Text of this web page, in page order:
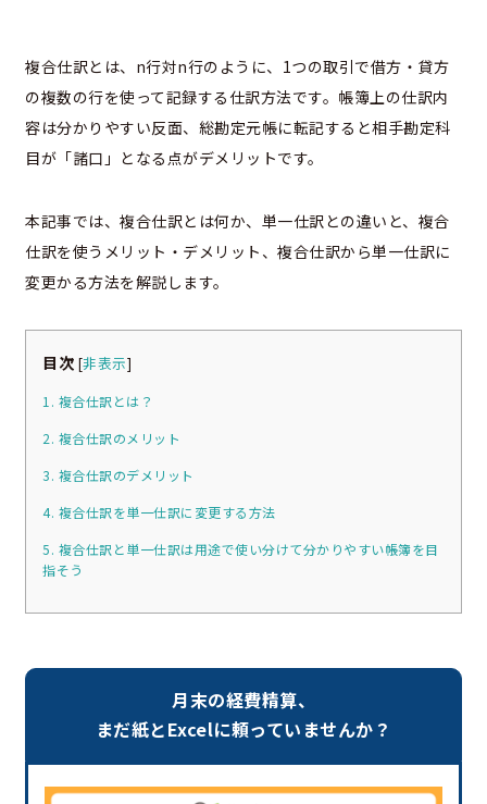
複合仕訳とは、n行対n行のように、1つの取引で借方・貸方
の複数の行を使って記録する仕訳方法です。帳簿上の仕訳内
容は分かりやすい反面、総勘定元帳に転記すると相手勘定科
目が「諸口」となる点がデメリットです。
本記事では、複合仕訳とは何か、単一仕訳との違いと、複合
仕訳を使うメリット・デメリット、複合仕訳から単一仕訳に
変更かる方法を解説します。
目次 [非表示]
1. 複合仕訳とは？
2. 複合仕訳のメリット
3. 複合仕訳のデメリット
4. 複合仕訳を単一仕訳に変更する方法
5. 複合仕訳と単一仕訳は用途で使い分けて分かりやすい帳簿を目
指そう
月末の経費精算、
まだ紙とExcelに頼っていませんか？